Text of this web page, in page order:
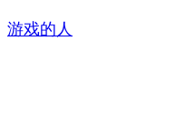
游戏的人